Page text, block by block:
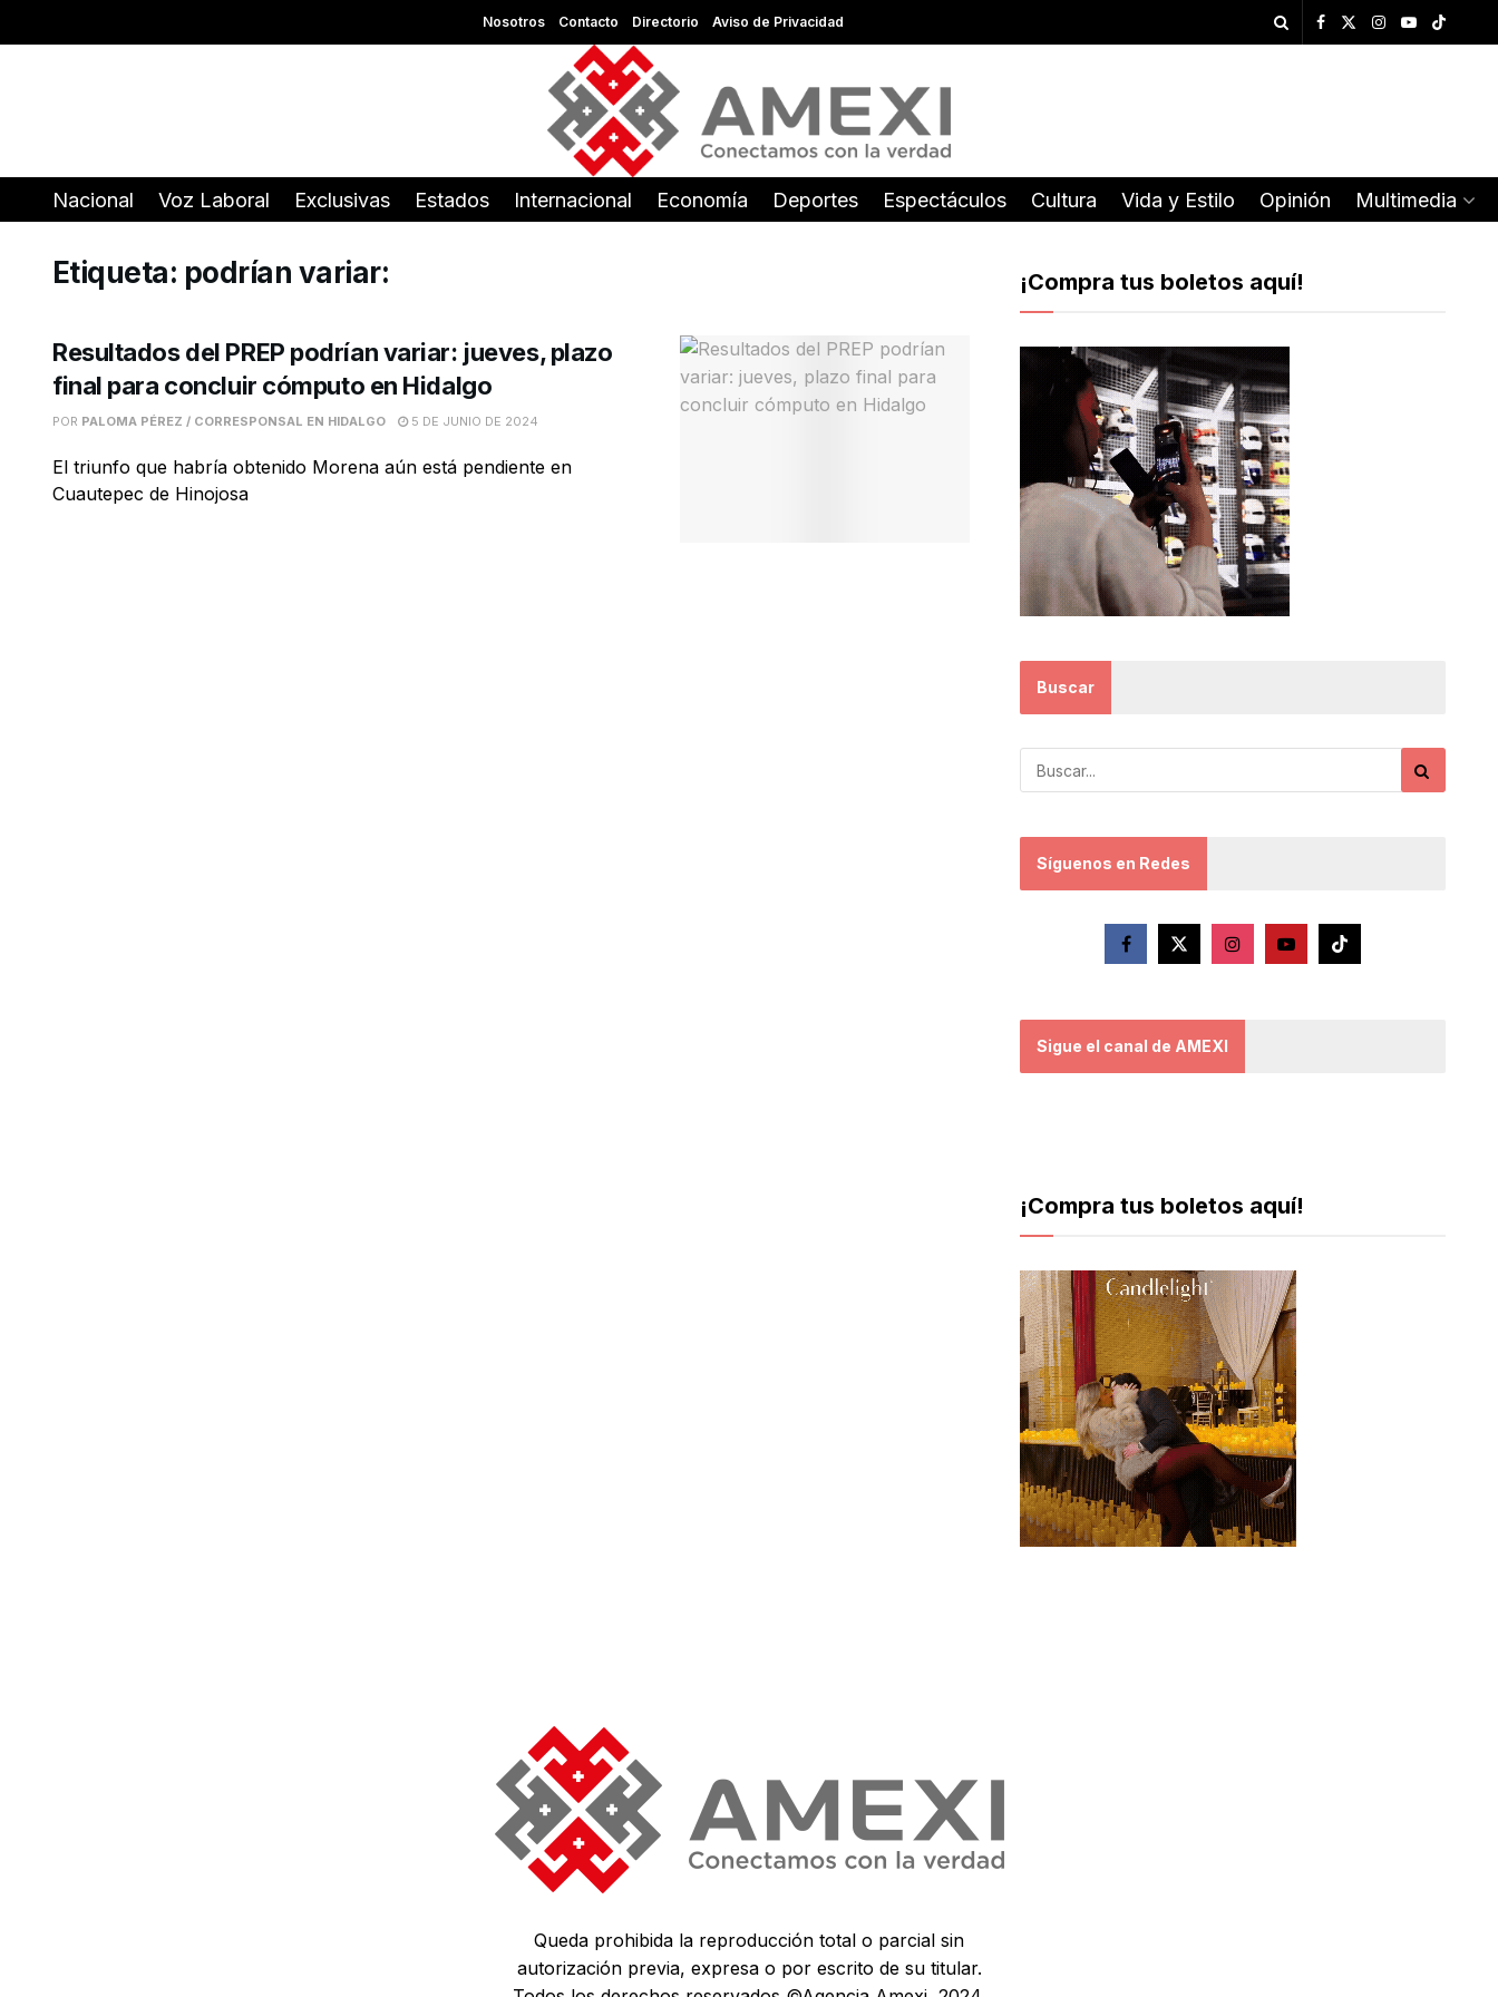
Nosotros Contacto Directorio Aviso de Privacidad
Nacional Voz Laboral Exclusivas Estados Internacional Economía Deportes Espectáculos Cultura Vida y Estilo Opinión Multimedia
Etiqueta: podrían variar:
Resultados del PREP podrían variar: jueves, plazo
final para concluir cómputo en Hidalgo
POR PALOMA PÉREZ / CORRESPONSAL EN HIDALGO 5 DE JUNIO DE 2024
El triunfo que habría obtenido Morena aún está pendiente en
Cuautepec de Hinojosa
¡Compra tus boletos aquí!
Buscar
Síguenos en Redes
Sigue el canal de AMEXI
¡Compra tus boletos aquí!
Queda prohibida la reproducción total o parcial sin
autorización previa, expresa o por escrito de su titular.